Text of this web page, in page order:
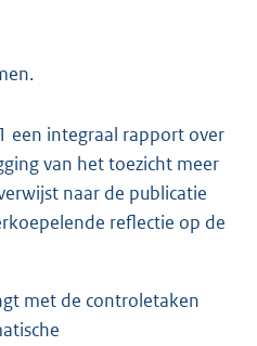
een integraal rapport over
van het toezicht meer
naar de publicatie
reflectie op de
met de controletaken